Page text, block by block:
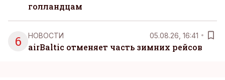
голландцам
6 НОВОСТИ 05.08.26, 16:41
airBaltic отменяет часть зимних рейсов